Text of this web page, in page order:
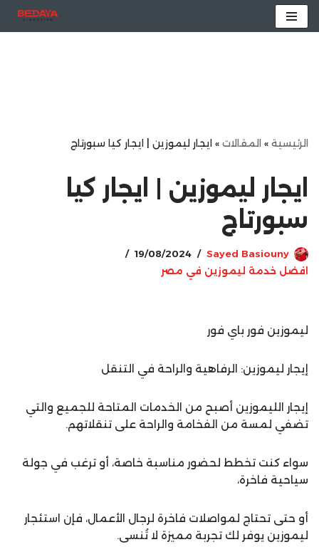
الرئيسية » المقالات » ايجار ليموزين | ايجار كيا سبورتاج
ايجار ليموزين | ايجار كيا
سبورتاج
Sayed Basiouny
19/08/2024
افضل خدمة ليموزين في مصر
ليموزين فور باي فور
إيجار ليموزين: الرفاهية والراحة في التنقل
إيجار الليموزين أصبح من الخدمات المتاحة للجميع والتي
تضفي لمسة من الفخامة والراحة على تنقلاتهم.
سواء كنت تخطط لحضور مناسبة خاصة، أو ترغب في جولة
سياحية فاخرة،
أو حتى تحتاج لمواصلات فاخرة لرجال الأعمال، فإن استئجار
ليموزين يوفر لك تجربة مميزة لا تُنسى.